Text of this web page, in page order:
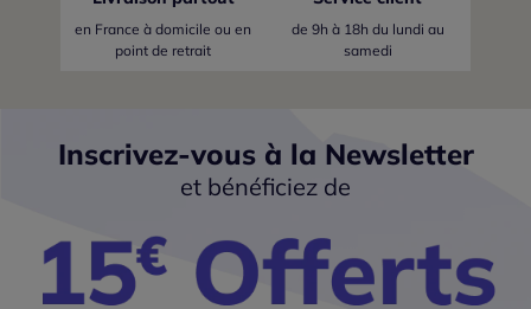
en France à domicile ou en
point de retrait
de 9h à 18h du lundi au
samedi
Inscrivez-vous à la Newsletter
et bénéficiez de